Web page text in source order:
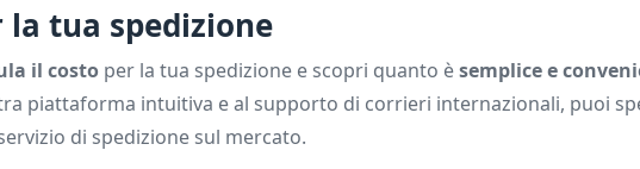
tua spedizione
il costo per la tua spedizione e scopri quanto èsemplice e
piattaforma intuitiva e al supporto di corrieri internazionali, puoi
di spedizione sul mercato.